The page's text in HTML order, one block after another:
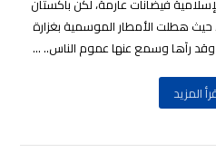
فيضانات عارمة، لكن باكستان
حيث هطلت الأمطار الموسمية بغزارة
رآها وسمع عنها عموم الناس.. ...
المزيد